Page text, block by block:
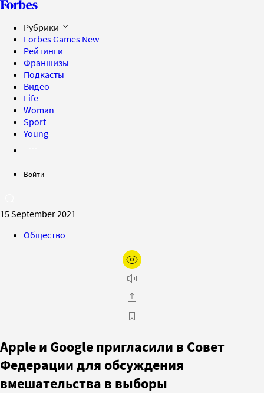
Рубрики
Forbes Games New
Рейтинги
Франшизы
Подкасты
Видео
Life
Woman
Sport
Young
Войти
15 September 2021
Общество
Apple и Google пригласили в Совет
Федерации для обсуждения
вмешательства в выборы